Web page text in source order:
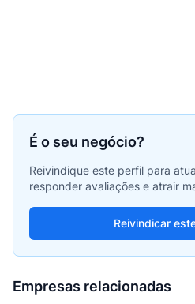
É o seu negócio?
Reivindique este perfil para
responder avaliações e atrair
Reivindicar
Empresas relacionadas